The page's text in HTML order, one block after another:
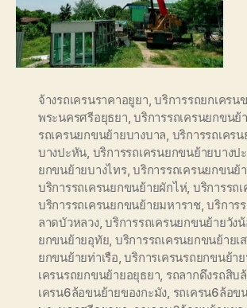
จ้างรถเครนราคาอยูยา ,บริการรถยกเครน
พระนครศรีอยุธยา ,บริการรถเครนยกขนย้
รถเครนยกขนย้ายบางบาล บริการรถเคร
บางปะหัน บริการรถเครนยกขนย้ายบางป
ยกขนย้ายบางไทร,บริการรถเครนยกขนย้
บริการรถเครนยกขนย้ายผักไห่ บริการรถ
บริการรถเครนยกขนย้ายมหาราช,บริการ
ลาดบัวหลวง,บริการรถเครนยกขนย้ายวัง
ยกขนย้ายอุทัย บริการรถเครนยกขนย้ายเ
ยกขนย้ายท่าเรือ ,บริการเครนรถยกขนย้า
เครนรถยกขนย้ายอยุธยา รถลากดึงรถสิบ
เครน6ล้อขนย้ายของกะมัง รถเครน6ล้อข